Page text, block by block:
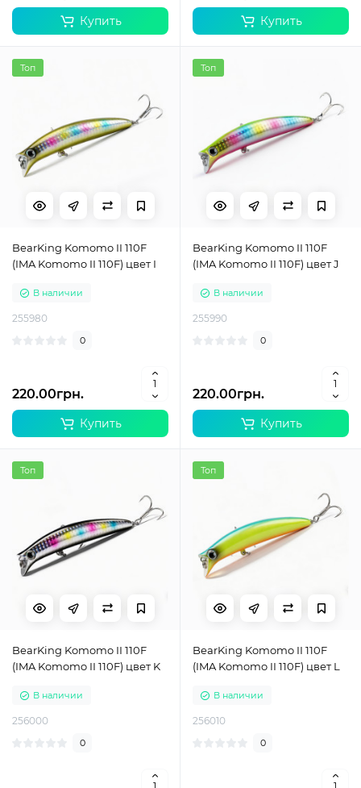
Купить Купить
Топ
BearKing Komomo II 110F
(IMA Komomo II 110F) цвет I
В наличии
255980
0
220.00грн.
Купить
Топ
BearKing Komomo II 110F
(IMA Komomo II 110F) цвет J
В наличии
255990
0
220.00грн.
Купить
Топ
BearKing Komomo II 110F
(IMA Komomo II 110F) цвет K
В наличии
256000
0
Топ
BearKing Komomo II 110F
(IMA Komomo II 110F) цвет L
В наличии
256010
0